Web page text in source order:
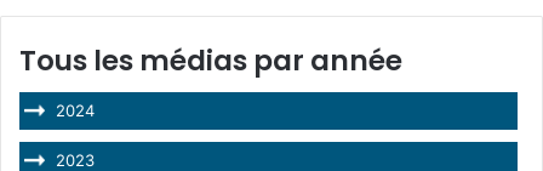
Tous les médias par année
2024
2023